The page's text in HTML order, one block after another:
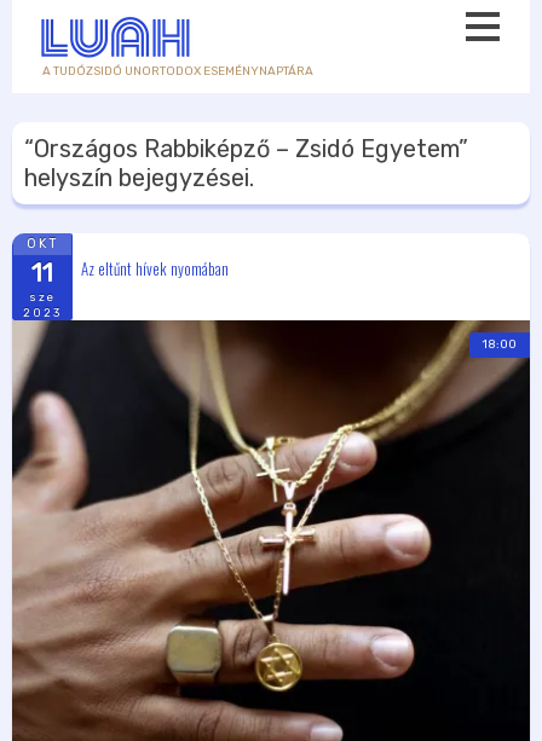
A TUDÓZSIDÓ UNORTODOX ESEMÉNYNAPTÁRA
“Országos Rabbiképző – Zsidó Egyetem”
helyszín bejegyzései.
OKT
11
sze
2023
Az eltűnt hívek nyomában
18:00